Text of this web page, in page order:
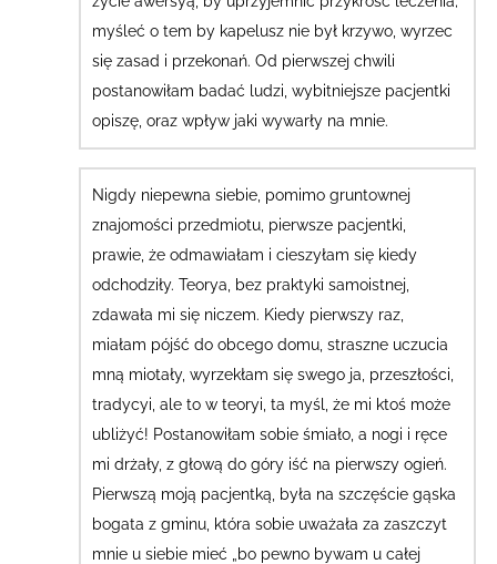
myśleć o tem by kapelusz nie był krzywo, wyrzec
się zasad i przekonań. Od pierwszej chwili
postanowiłam badać ludzi, wybitniejsze pacjentki
opiszę, oraz wpływ jaki wywarły na mnie.
Nigdy niepewna siebie, pomimo gruntownej
znajomości przedmiotu pierwsze pacjentki,
prawie, że odmawiałam i cieszyłam się kiedy
odchodziły. Teorya, bez praktyki samoistnej,
zdawała mi się niczem. Kiedy pierwszy raz,
miałam pójść do obcego domu, straszne uczucia
mną miotały, wyrzekłam się swego ja, przeszłości,
tradycyi, ale to w teoryi, ta myśl, że mi ktoś może
ubliżyć! Postanowiłam sobie śmiało, a nogi i ręce
mi drżały, z głową do góry iść na pierwszy ogień.
Pierwszą moją pacjentką, była na szczęście gąska
bogata z gminu, która sobie uważała za zaszczyt
mnie u siebie mieć „bo pewno bywam u całej